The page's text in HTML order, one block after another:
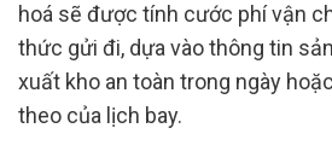
hoá sẽ được tính cước phí vận
thức gửi đi, dựa vào thông tin
xuất kho an toàn trong ngày
theo của lịch bay.